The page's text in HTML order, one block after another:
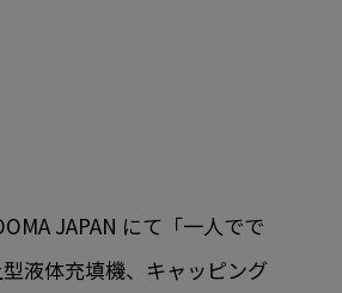
JAPAN にて「一人でで
液体充填機、キャッピング